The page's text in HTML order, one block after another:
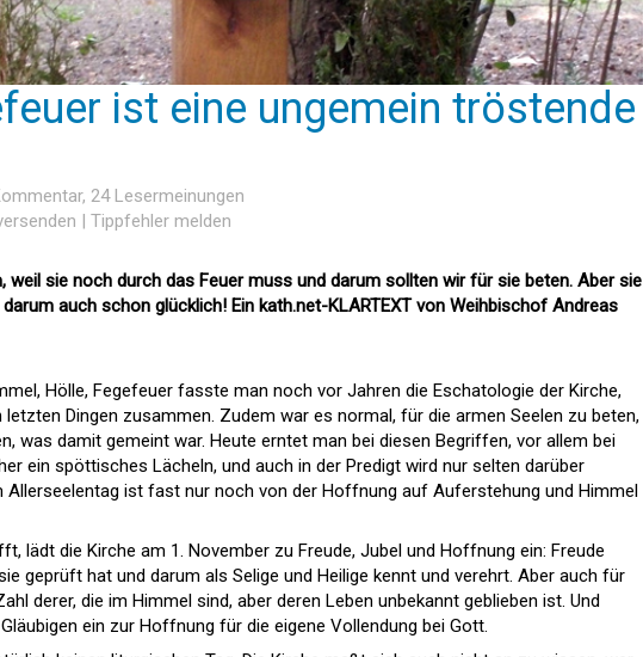
ist eine ungemein tröstende
, 24 Lesermeinungen
| Tippfehler melden
weil sie noch durch das Feuer muss und darum sollten wir für sie beten. Aber sie
auch schon glücklich! Ein kath.net-KLARTEXT von Weihbischof Andreas
Hölle, Fegefeuer fasste man noch vor Jahren die Eschatologie der Kirche,
Dingen zusammen. Zudem war es normal, für die armen Seelen zu beten,
was damit gemeint war. Heute erntet man bei diesen Begriffen, vor allem bei
eher ein spöttisches Lächeln, und auch in der Predigt wird nur selten darüber
ist fast nur noch von der Hoffnung auf Auferstehung und Himmel
lädt die Kirche am 1. November zu Freude, Jubel und Hoffnung ein: Freude
geprüft hat und darum als Selige und Heilige kennt und verehrt. Aber auch für
derer, die im Himmel sind, aber deren Leben unbekannt geblieben ist. Und
ein zur Hoffnung für die eigene Vollendung bei Gott.